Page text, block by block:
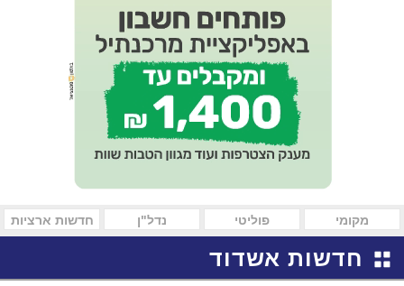
מקומי פוליטי נדל"ן חדשות ארציות
חדשות אשדוד